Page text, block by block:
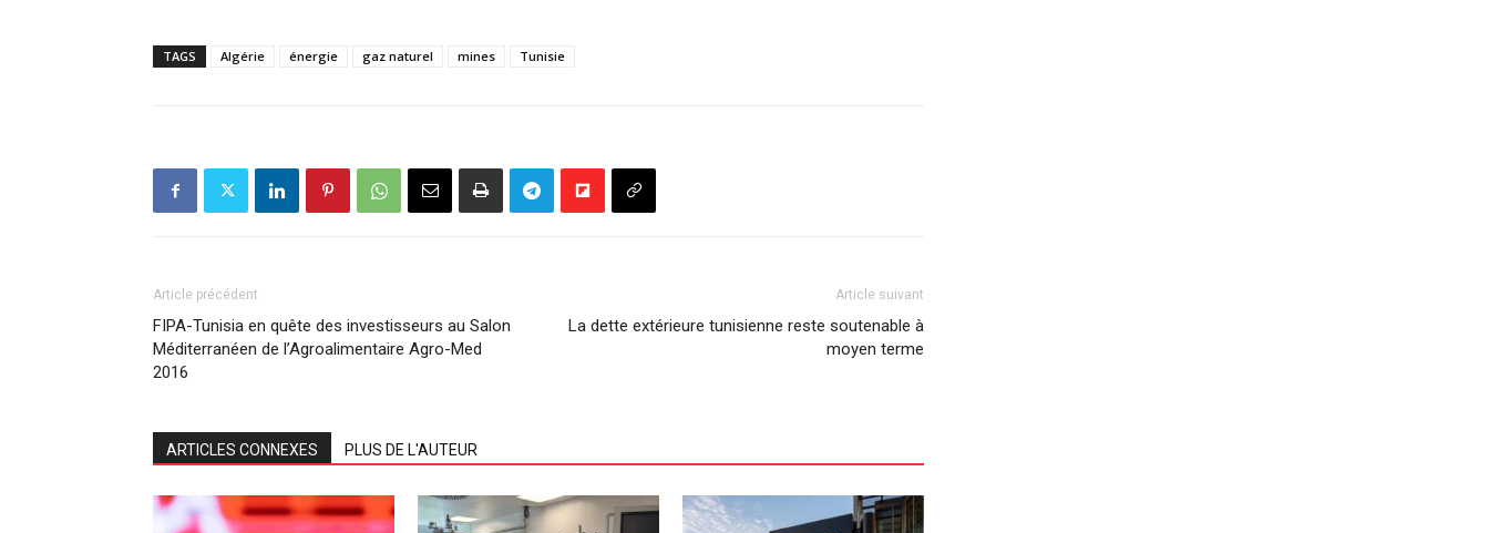
TAGS Algérie énergie gaz naturel mines Tunisie
Article précédent
FIPA-Tunisia en quête des investisseurs au Salon
Méditerranéen de l’Agroalimentaire Agro-Med
2016
Article suivant
La dette extérieure tunisienne reste soutenable à
moyen terme
ARTICLES CONNEXES PLUS DE L'AUTEUR